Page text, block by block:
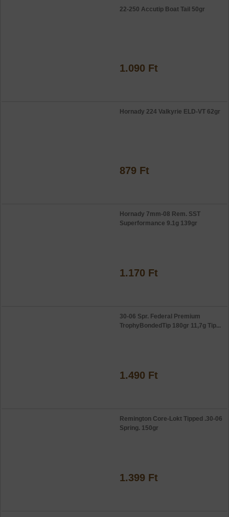
22-250 Accutip Boat Tail 50gr
1.090 Ft
Hornady 224 Valkyrie ELD-VT 62gr
879 Ft
Hornady 7mm-08 Rem. SST
Superformance 9.1g 139gr
1.170 Ft
30-06 Spr. Federal Premium
TrophyBondedTip 180gr 11,7g Tip...
1.490 Ft
Remington Core-Lokt Tipped .30-06
Spring. 150gr
1.399 Ft